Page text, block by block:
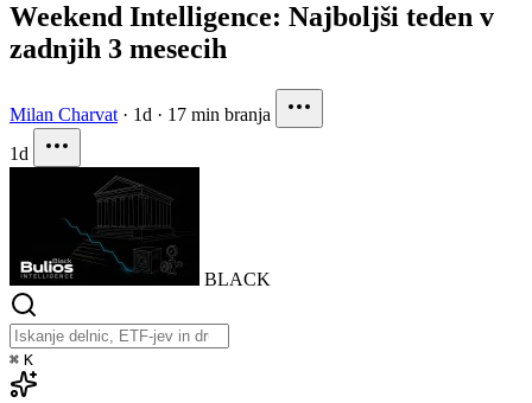
Weekend Intelligence: Najboljši teden v
zadnjih 3 mesecih
Milan Charvat · 1d · 17 min branja
1d
BLACK
⌘ K